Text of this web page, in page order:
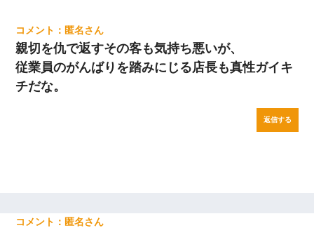
匿名
親切を仇で返すその客も気持ち悪いが、
従業員のがんばりを踏みにじる店長も真性ガイキ
チだな。
返信する
匿名